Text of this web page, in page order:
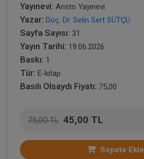
Yayınevi: Aristo Yayınevi
Yazar: Doç. Dr. Selin Sert SÜTÇÜ
Sayfa Sayısı: 31
Yayın Tarihi: 19.06.2026
Baskı: 1
Tür: E-kitap
Basılı Olsaydı Fiyatı: 75,00
75,00 TL 45,00 TL
Sepete Ekle